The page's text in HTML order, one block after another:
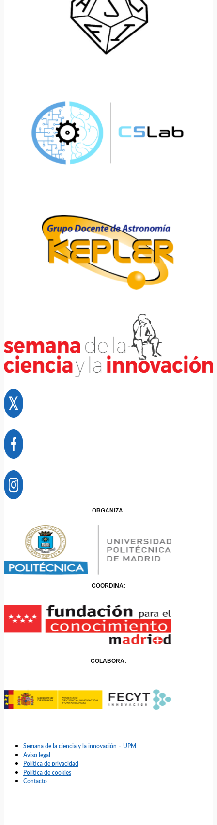
ORGANIZA:
COORDINA:
COLABORA:
Semana de la ciencia y la innovación – UPM
Aviso legal
Política de privacidad
Política de cookies
Contacto